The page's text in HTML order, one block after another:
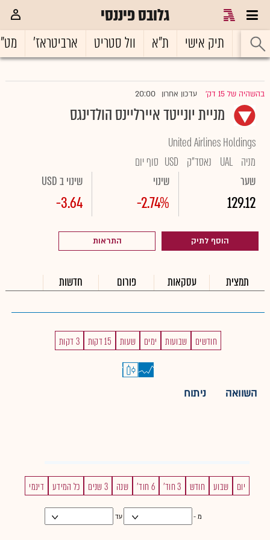
גלובס פיננסי
ראשי תיק אישי ת"א וול סטריט ארביטראז'
בהשהיה של 15 דק' עדכון אחרון 20:00
מניית יונייטד איירליינס הולדינגס
United Airlines Holdings
מניה UAL נאסד"ק USD סוף יום
שער
129.12
שינוי
-2.74%
שינוי ב USD
-3.64
הוסף לתיק התראות
תמצית עסקאות פורום חדשות
חודשים שבועות ימים שעות 15 דקות 3 דקות
השוואה ניתוח
יום שבוע חודש 3 חוד' 6 חוד' שנה 3 שנים כל המידע דינמי
מ - עד